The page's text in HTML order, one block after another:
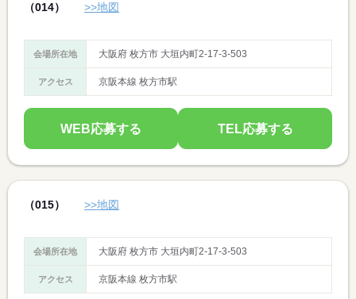
（014） >>地図
会場所在地 大阪府 枚方市 大垣内町2-17-3-503
アクセス 京阪本線 枚方市駅
WEB応募する TEL応募する
（015） >>地図
会場所在地 大阪府 枚方市 大垣内町2-17-3-503
アクセス 京阪本線 枚方市駅